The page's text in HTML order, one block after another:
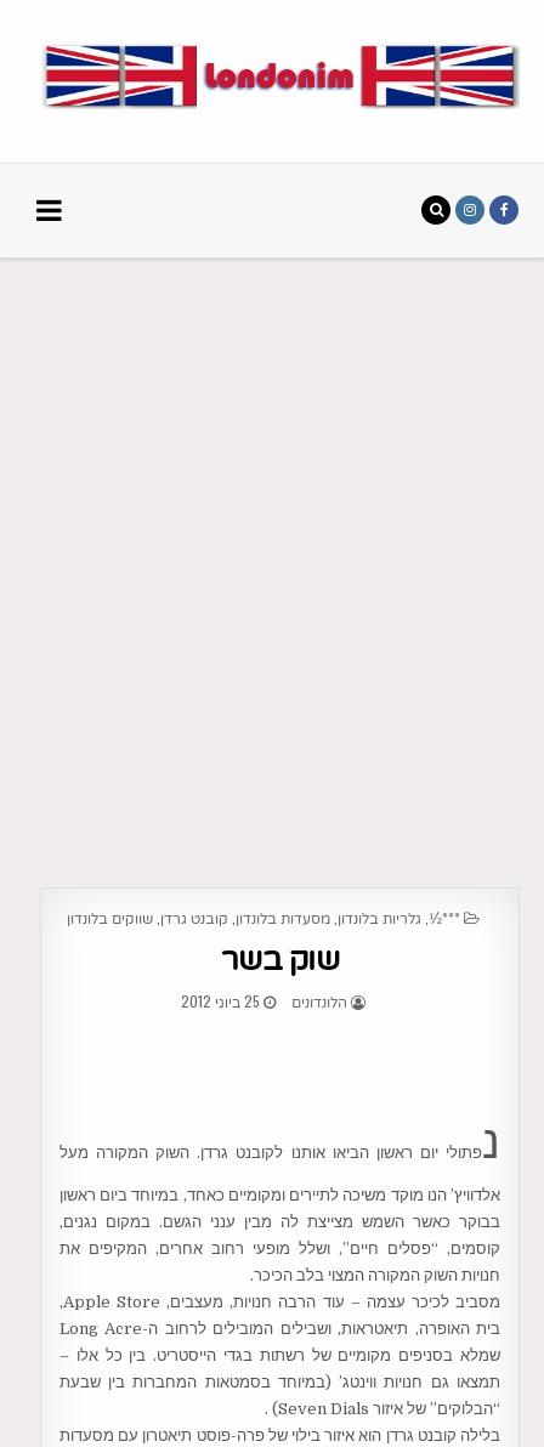
POSTED
***½ גלריות בלונדון מסעדות בלונדון קובנט גרדן שווקים בלונדון
שוק בשר
הלונדונים 25 ביוני 2012
נפתולי יום ראשון הביאו אותנו לקובנט גרדן. השוק המקורה מעל
אלדוויץ’ הנו מוקד משיכה לתיירים ומקומיים כאחד, במיוחד ביום ראשון
בבוקר כאשר השמש מצייצת לה מבין ענני הגשם. במקום נגנים,
קוסמים, “פסלים חיים”, ושלל מופעי רחוב אחרים, המקיפים את
חנויות השוק המקורה המצוי בלב הכיכר.
מסביב לכיכר עצמה – עוד הרבה חנויות, מעצבים, Apple Store,
בית האופרה, תיאטראות, ושבילים המובילים לרחוב ה-Long Acre
שמלא בסניפים מקומיים של רשתות בגדי הייסטריט. בין כל אלו –
תמצאו גם חנויות ווינטג’ (במיוחד בסמטאות המחברות בין שבעת
“הבלוקים” של איזור Seven Dials) .
בלילה קובנט גרדן הוא איזור בילוי של פרה-פוסט תיאטרון עם מסעדות